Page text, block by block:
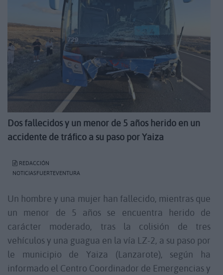
Dos fallecidos y un menor de 5 años herido en un
accidente de tráfico a su paso por Yaiza
REDACCIÓN
NOTICIASFUERTEVENTURA
Un hombre y una mujer han fallecido, mientras que
un menor de 5 años se encuentra herido de
carácter moderado, tras la colisión de tres
vehículos y una guagua en la vía LZ-2, a su paso por
le municipio de Yaiza (Lanzarote), según ha
informado el Centro Coordinador de Emergencias y